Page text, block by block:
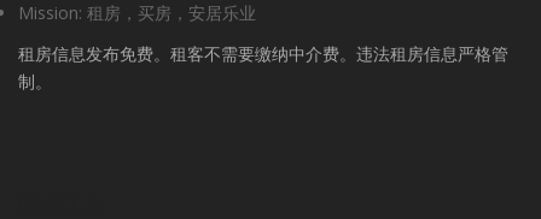
Mission: 租房，买房，安居乐业
租房信息发布免费。租客不需要缴纳中介费。违法租房信息严格管
制。